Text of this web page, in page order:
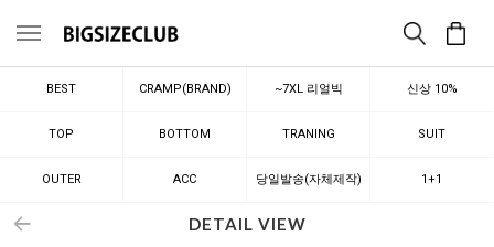
메뉴
BEST CRAMP(BRAND) ~7XL 리얼빅 신상 10%
TOP BOTTOM TRANING SUIT
OUTER ACC 당일발송(자체제작) 1+1
DETAIL VIEW